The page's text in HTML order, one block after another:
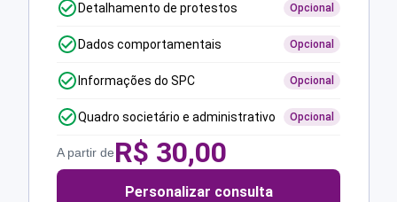
Detalhamento de protestos Opcional
Dados comportamentais Opcional
Informações do SPC Opcional
Quadro societário e administrativo Opcional
A partir deR$ 30,00
Personalizar consulta